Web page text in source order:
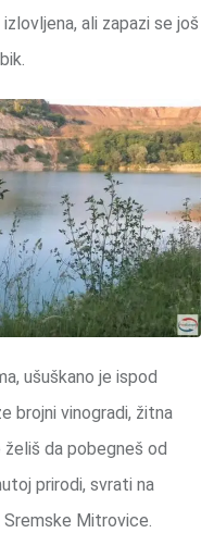
ali zapazi se još
ušuškano je ispod
brojni vinogradi, žitna
želiš da pobegneš od
prirodi, svrati na
Mitrovice.